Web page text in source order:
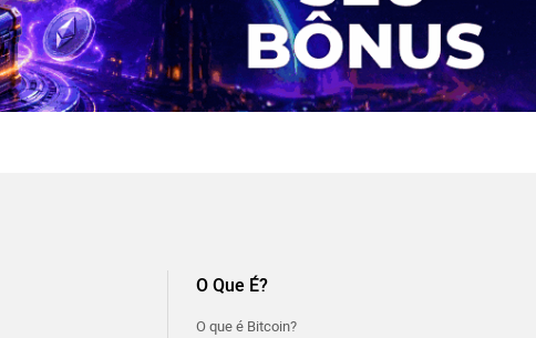
O Que É?
O que é Bitcoin?